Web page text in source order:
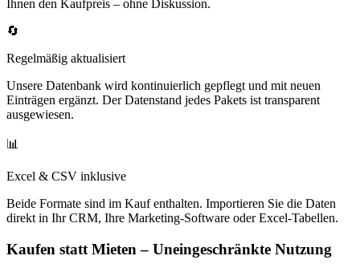
Ihnen den Kaufpreis – ohne Diskussion.
🔄
Regelmäßig aktualisiert
Unsere Datenbank wird kontinuierlich gepflegt und mit neuen
Einträgen ergänzt. Der Datenstand jedes Pakets ist transparent
ausgewiesen.
📊
Excel & CSV inklusive
Beide Formate sind im Kauf enthalten. Importieren Sie die Daten
direkt in Ihr CRM, Ihre Marketing-Software oder Excel-Tabellen.
Kaufen statt Mieten – Uneingeschränkte Nutzung